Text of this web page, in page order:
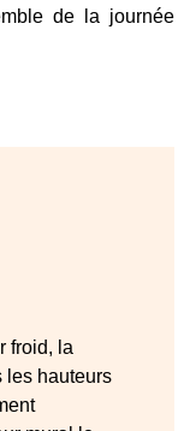
de la journée
froid, la
les hauteurs